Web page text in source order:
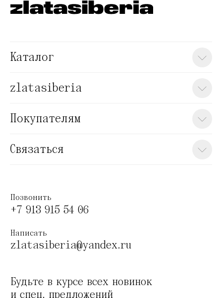
Каталог
zlatasiberia
Покупателям
Связаться
*Meta признана экстремистской организацией.
Instagram запрещен в РФ.
подписаться